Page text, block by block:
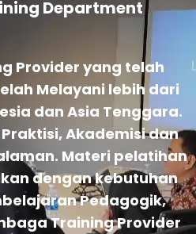
Department
Provider yang telah
Melayani lebih dari
dan Asia Tenggara.
Akademisi dan
Materi pelatihan
dengan kebutuhan
Pedagogik,
Training Provider